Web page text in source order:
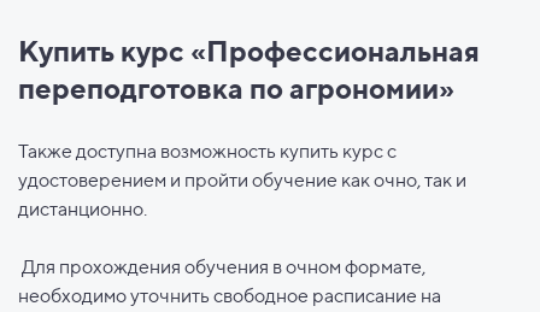
Купить курс «Профессиональная
переподготовка по агрономии»
Также доступна возможность купить курс с
удостоверением и пройти обучение как очно, так и
дистанционно.
Для прохождения обучения в очном формате,
необходимо уточнить свободное расписание на